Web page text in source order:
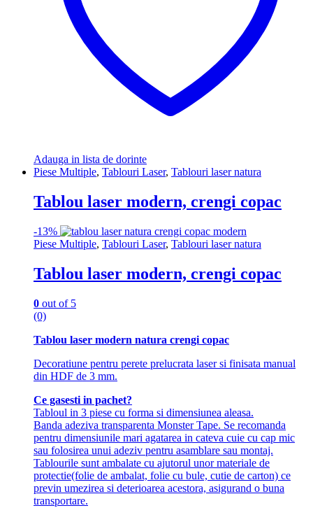
Adauga in lista de dorinte
Piese Multiple, Tablouri Laser, Tablouri laser natura
Tablou laser modern, crengi copac
-13%
Piese Multiple, Tablouri Laser, Tablouri laser natura
Tablou laser modern, crengi copac
0 out of 5
(0)
Tablou laser modern natura crengi copac
Decoratiune pentru perete prelucrata laser si finisata manual
din HDF de 3 mm.
Ce gasesti in pachet?
Tabloul in 3 piese cu forma si dimensiunea aleasa.
Banda adeziva transparenta Monster Tape. Se recomanda
pentru dimensiunile mari agatarea in cateva cuie cu cap mic
sau folosirea unui adeziv pentru asamblare sau montaj.
Tablourile sunt ambalate cu ajutorul unor materiale de
protectie(folie de ambalat, folie cu bule, cutie de carton) ce
previn umezirea si deterioarea acestora, asigurand o buna
transportare.